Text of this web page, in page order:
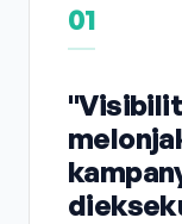
01